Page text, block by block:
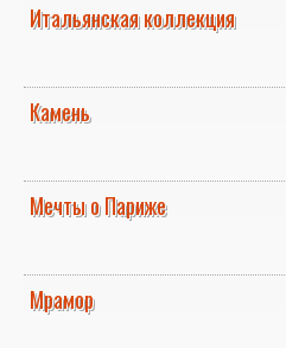
Итальянская коллекция
Камень
Мечты о Париже
Мрамор